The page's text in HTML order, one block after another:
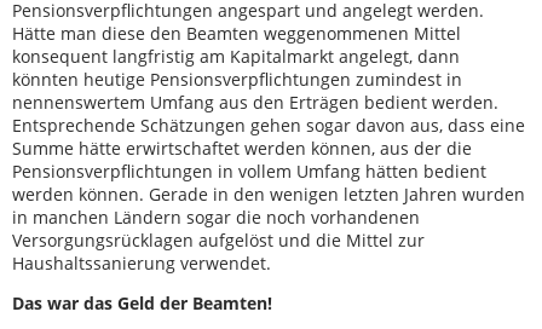
Pensionsverpflichtungen angespart und angelegt werden.
Hätte man diese den Beamten weggenommenen Mittel
konsequent langfristig am Kapitalmarkt angelegt, dann
könnten heutige Pensionsverpflichtungen zumindest in
nennenswertem Umfang aus den Erträgen bedient werden.
Entsprechende Schätzungen gehen sogar davon aus, dass eine
Summe hätte erwirtschaftet werden können, aus der die
Pensionsverpflichtungen in vollem Umfang hätten bedient
werden können. Gerade in den wenigen letzten Jahren wurden
in manchen Ländern sogar die noch vorhandenen
Versorgungsrücklagen aufgelöst und die Mittel zur
Haushaltssanierung verwendet.
Das war das Geld der Beamten!